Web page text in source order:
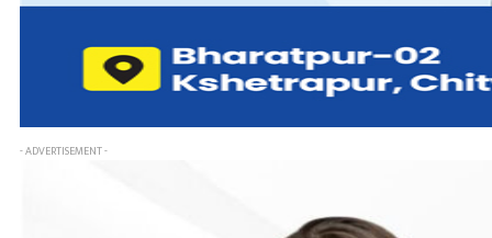
- ADVERTISEMENT -